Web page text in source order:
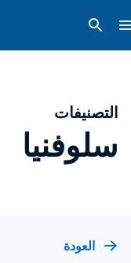
التصنيفات
سلوفنيا
العودة